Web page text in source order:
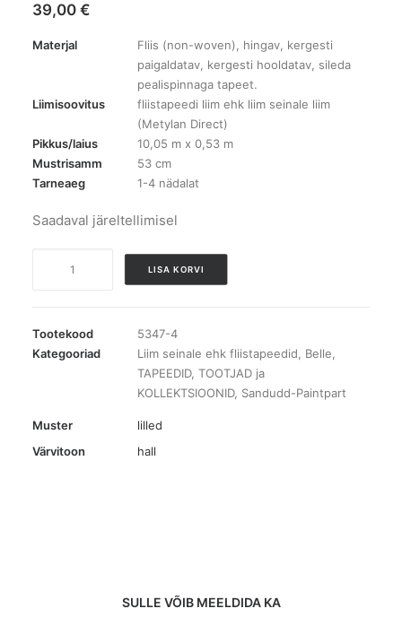
39,00 €
Materjal
Fliis (non-woven), hingav, kergesti
paigaldatav, kergesti hooldatav, sileda
pealispinnaga tapeet.
Liimisoovitus
fliistapeedi liim ehk liim seinale liim
(Metylan Direct)
Pikkus/laius
10,05 m x 0,53 m
Mustrisamm
53 cm
Tarneaeg
1-4 nädalat
Saadaval järeltellimisel
tapeet
kogus
LISA KORVI
Tootekood
5347-4
Kategooriad
Liim seinale ehk fliistapeedid Belle
TAPEEDID, TOOTJAD ja
KOLLEKTSIOONID, Sandudd-Paintpart
Muster
lilled
Värvitoon
hall
SULLE VÕIB MEELDIDA KA